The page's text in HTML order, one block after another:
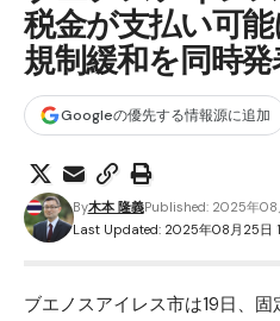
税金が支払い可
規制緩和を同時
Googleの優先する情報源に追加
Last Updated: 2025年08月25日
By木本 隆義Published: 2025年08
ブエノスアイレス市は19日、